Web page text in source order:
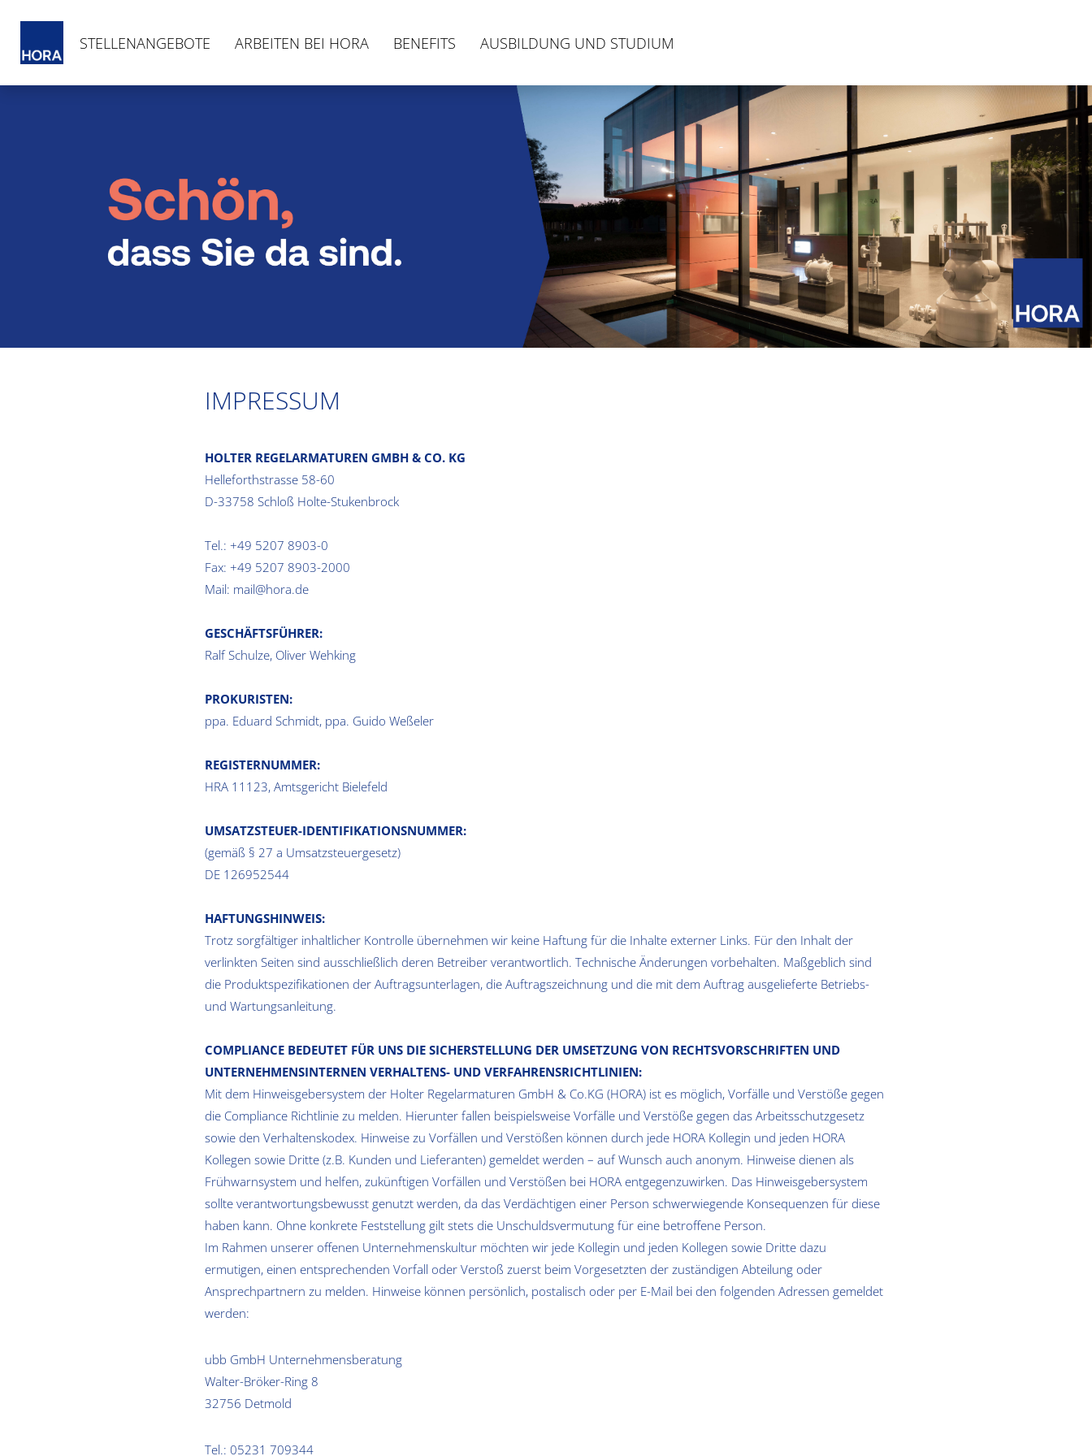
STELLENANGEBOTE ARBEITEN BEI HORA BENEFITS AUSBILDUNG UND STUDIUM
IMPRESSUM
HOLTER REGELARMATUREN GMBH & CO. KG
Helleforthstrasse 58-60
D-33758 Schloß Holte-Stukenbrock
Tel.: +49 5207 8903-0
Fax: +49 5207 8903-2000
Mail: mail@hora.de
GESCHÄFTSFÜHRER:
Ralf Schulze, Oliver Wehking
PROKURISTEN:
ppa. Eduard Schmidt, ppa. Guido Weßeler
REGISTERNUMMER:
HRA 11123, Amtsgericht Bielefeld
UMSATZSTEUER-IDENTIFIKATIONSNUMMER:
(gemäß § 27 a Umsatzsteuergesetz)
DE 126952544
HAFTUNGSHINWEIS:
Trotz sorgfältiger inhaltlicher Kontrolle übernehmen wir keine Haftung für die Inhalte externer Links. Für den Inhalt der
verlinkten Seiten sind ausschließlich deren Betreiber verantwortlich. Technische Änderungen vorbehalten. Maßgeblich sind
die Produktspezifikationen der Auftragsunterlagen, die Auftragszeichnung und die mit dem Auftrag ausgelieferte Betriebs-
und Wartungsanleitung.
COMPLIANCE BEDEUTET FÜR UNS DIE SICHERSTELLUNG DER UMSETZUNG VON RECHTSVORSCHRIFTEN UND
UNTERNEHMENSINTERNEN VERHALTENS- UND VERFAHRENSRICHTLINIEN:
Mit dem Hinweisgebersystem der Holter Regelarmaturen GmbH & Co.KG (HORA) ist es möglich, Vorfälle und Verstöße gegen
die Compliance Richtlinie zu melden. Hierunter fallen beispielsweise Vorfälle und Verstöße gegen das Arbeitsschutzgesetz
sowie den Verhaltenskodex. Hinweise zu Vorfällen und Verstößen können durch jede HORA Kollegin und jeden HORA
Kollegen sowie Dritte (z.B. Kunden und Lieferanten) gemeldet werden – auf Wunsch auch anonym. Hinweise dienen als
Frühwarnsystem und helfen, zukünftigen Vorfällen und Verstößen bei HORA entgegenzuwirken. Das Hinweisgebersystem
sollte verantwortungsbewusst genutzt werden, da das Verdächtigen einer Person schwerwiegende Konsequenzen für diese
haben kann. Ohne konkrete Feststellung gilt stets die Unschuldsvermutung für eine betroffene Person.
Im Rahmen unserer offenen Unternehmenskultur möchten wir jede Kollegin und jeden Kollegen sowie Dritte dazu
ermutigen, einen entsprechenden Vorfall oder Verstoß zuerst beim Vorgesetzten der zuständigen Abteilung oder
Ansprechpartnern zu melden. Hinweise können persönlich, postalisch oder per E-Mail bei den folgenden Adressen gemeldet
werden:
ubb GmbH Unternehmensberatung
Walter-Bröker-Ring 8
32756 Detmold
Tel.: 05231 709344